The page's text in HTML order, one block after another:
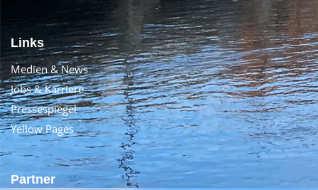
Links
Medien & News
Jobs & Karriere
Pressespiegel
Yellow Pages
Partner